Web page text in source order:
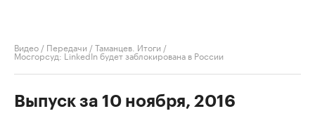
Видео / Передачи /Таманцев. Итоги /
Мосгорсуд: LinkedIn будет заблокирована в России
Выпуск за 10 ноября, 2016